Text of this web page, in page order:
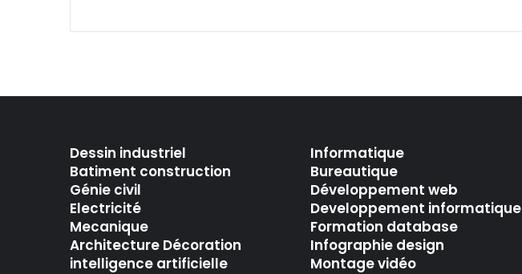
Dessin industriel
Batiment construction
Génie civil
Electricité
Mecanique
Architecture Décoration
intelligence artificielle
Informatique
Bureautique
Développement web
Developpement informatique
Formation database
Infographie design
Montage vidéo